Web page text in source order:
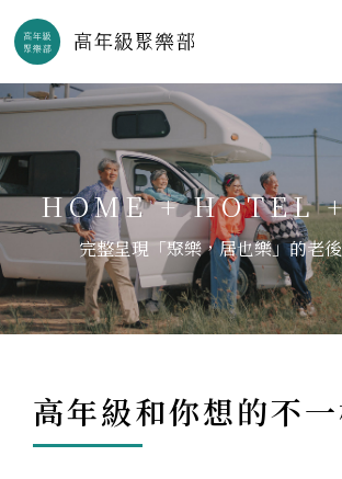
HOME + HOTEL
完整呈現「聚樂，居也樂」的老
高年級和你想的不